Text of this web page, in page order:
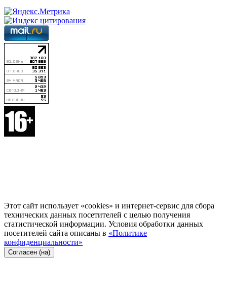
Этот сайт использует «cookies» и интернет-сервис для сбора
технических данных посетителей с целью получения
статистической информации. Условия обработки данных
посетителей сайта описаны в «Политике
конфиденциальности»
Согласен (на)